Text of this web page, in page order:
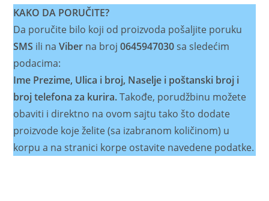
KAKO DA PORUČITE?
Da poručite bilo koji od proizvoda pošaljite poruku
SMS ili naViber na broj0645947030sa sledećim
podacima:
Ime Prezime, Ulica i broj, Naselje i poštanski broj i
broj telefona za kurira.Takođe, porudžbinu možete
obaviti i direktno na ovom sajtu tako što dodate
proizvode koje želite (sa izabranom količinom) u
korpu a na stranici korpe ostavite navedene podatke.